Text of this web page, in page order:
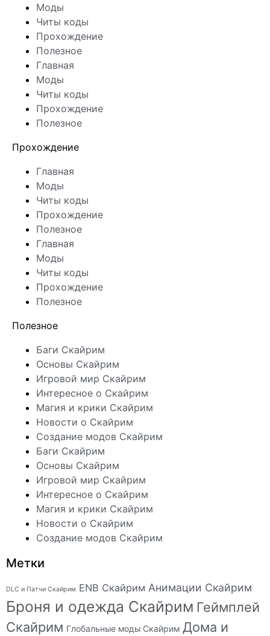
Моды
Читы коды
Прохождение
Полезное
Главная
Моды
Читы коды
Прохождение
Полезное
Прохождение
Главная
Моды
Читы коды
Прохождение
Полезное
Главная
Моды
Читы коды
Прохождение
Полезное
Полезное
Баги Скайрим
Основы Скайрим
Игровой мир Скайрим
Интересное о Скайрим
Магия и крики Скайрим
Новости о Скайрим
Создание модов Скайрим
Баги Скайрим
Основы Скайрим
Игровой мир Скайрим
Интересное о Скайрим
Магия и крики Скайрим
Новости о Скайрим
Создание модов Скайрим
Метки
DLC и Патчи Скайрим ENB Скайрим Анимации Скайрим
Броня и одежда Скайрим Геймплей
Скайрим Глобальные моды Скайрим Дома и